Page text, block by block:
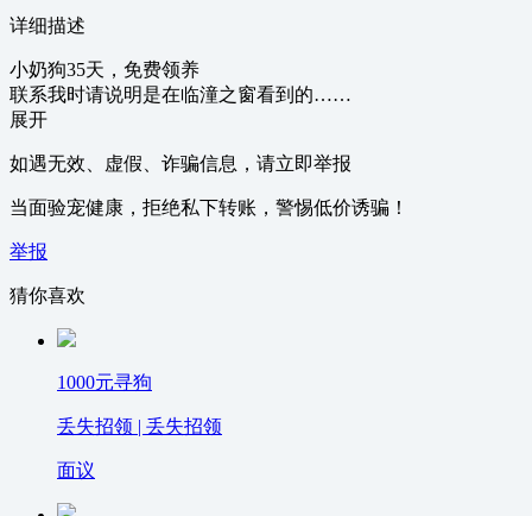
详细描述
小奶狗35天，免费领养
联系我时请说明是在临潼之窗看到的……
展开
如遇无效、虚假、诈骗信息，请立即举报
当面验宠健康，拒绝私下转账，警惕低价诱骗！
举报
猜你喜欢
1000元寻狗
丢失招领 | 丢失招领
面议